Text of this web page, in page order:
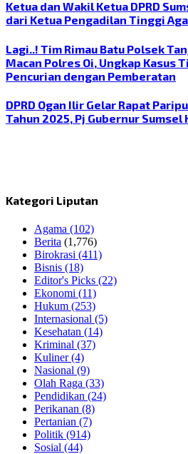
Ketua dan Wakil Ketua DPRD
dari Ketua Pengadilan Tinggi
Lagi..! Tim Rimau Batu Polsek
Macan Polres Oi, Ungkap Kasus
Pencurian dengan Pemberatan
DPRD Ogan Ilir Gelar Rapat
Tahun 2025, Pj Gubernur Sumsel
Kategori Liputan
Agama (102)
Berita (1,776)
Birokrasi (411)
Bisnis (18)
Editor's Picks (22)
Ekonomi (11)
Hukum (253)
Internasional (5)
Kesehatan (14)
Kriminal (37)
Kuliner(4)
Nasional (9)
Olah Raga (33)
Pendidikan (24)
Perikanan (8)
Pertanian (7)
Politik (914)
Sosial (44)